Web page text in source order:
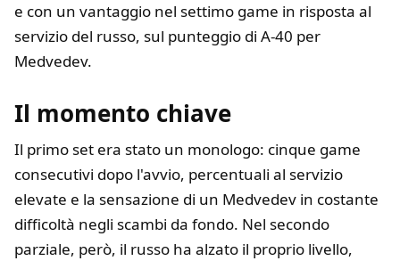
e con un vantaggio nel settimo game in risposta al
servizio del russo, sul punteggio di A-40 per
Medvedev.
Il momento chiave
Il primo set era stato un monologo: cinque game
consecutivi dopo l'avvio, percentuali al servizio
elevate e la sensazione di un Medvedev in costante
difficoltà negli scambi da fondo. Nel secondo
parziale, però, il russo ha alzato il proprio livello,